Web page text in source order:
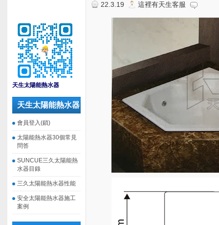
天生太陽能熱水器
天生太陽能熱水器
會員登入(鎖)
太陽能熱水器30個常見
問答
SUNCUE三久太陽能熱
水器目錄
三久太陽能熱水器性能
安全太陽能熱水器施工
案例
22.3.19 這裡有天生客服